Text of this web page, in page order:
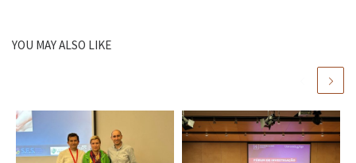
YOU MAY ALSO LIKE